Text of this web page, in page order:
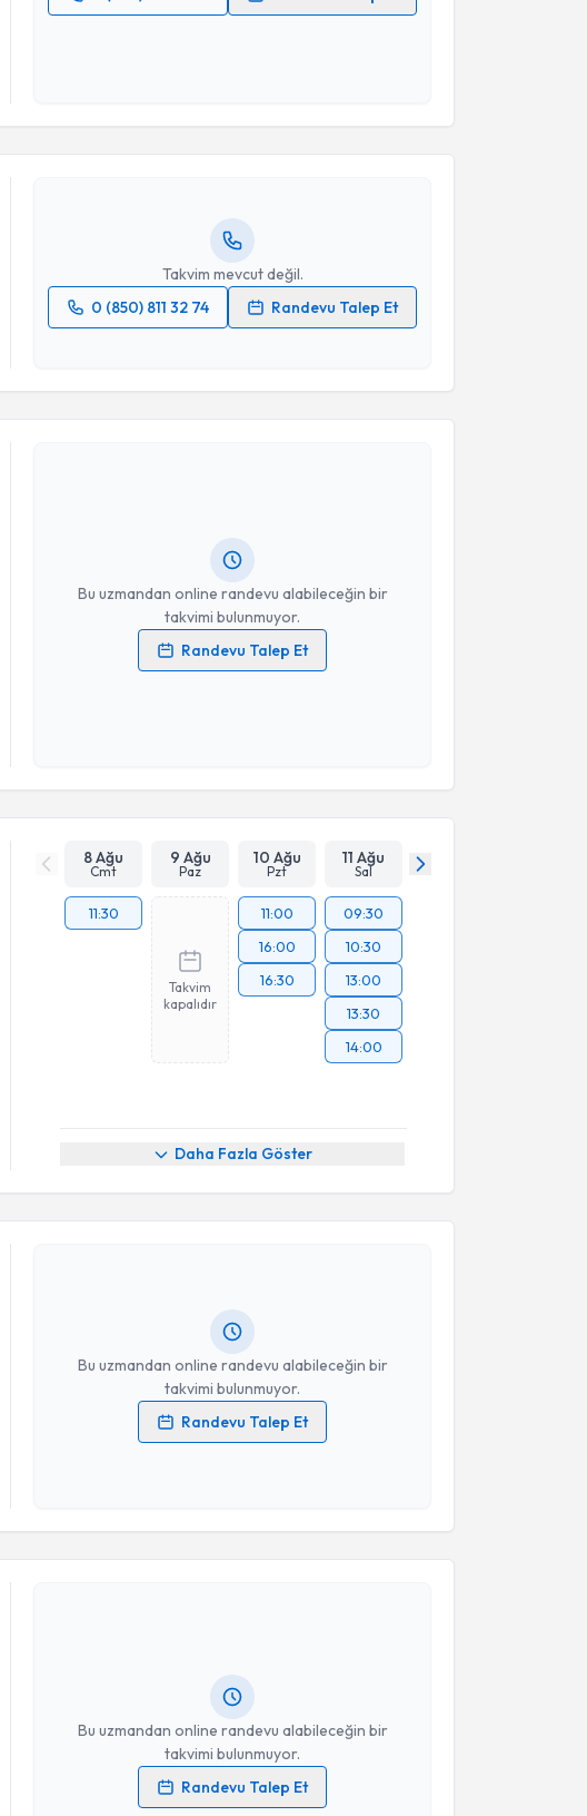
Takvim mevcut değil.
0 (850) 811 32 74
Randevu Talep Et
işlenmesini kabul ediyorum.
Bu uzmandan online randevu alabileceğin bir
takvimi bulunmuyor.
Randevu Talep Et
Kişisel verilerimin işlenmesine ilişkinAydınlatma Metni
Takvim Talebini Gönder
8 Ağu
Cmt
9 Ağu
Paz
10 Ağu
Pzt
11 Ağu
Sal
11:30
Takvim
kapalıdır
11:00
16:00
16:30
09:30
10:30
13:00
13:30
14:00
Daha Fazla Göster
Bu uzmandan online randevu alabileceğin bir
takvimi bulunmuyor.
Randevu Talep Et
Randevu Takvimi Talebi
Dr. Öğr. Üyesi Orhan Önder Eren
Kişisel verilerimin işlenmesine ilişkinAydınlatma Metni
Takvim Talebini Gönder
Bu uzmandan online randevu alabileceğin bir
takvimi bulunmuyor.
Randevu Talep Et
Randevu Takvimi Talebi
Kişisel verilerimin işlenmesine ilişkinAydınlatma Metni